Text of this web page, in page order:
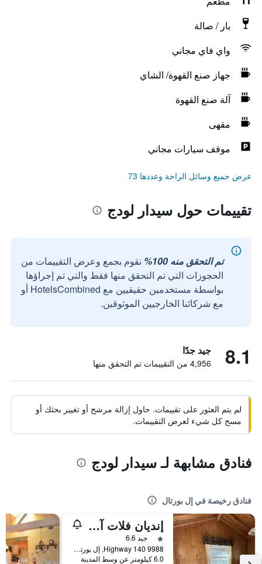
بار / صالة
واي فاي مجاني
جهاز صنع القهوة/ الشاي
آلة صنع القهوة
مقهى
موقف سيارات مجاني
عرض جميع وسائل الراحة وعددها 73
تقييمات حول سيدار لودج
تم التحقق منه 100%
نقوم بجمع وعرض التقييمات من
الحجوزات التي تم التحقق منها فقط والتي تم إجراؤها
بواسطة مستخدمين حقيقيين مع HotelsCombined أو
مع شركائنا الخارجيين الموثوقين.
8.1 جيد جدًا
4,956 من التقييمات تم التحقق منها
لم يتم العثور على تقييمات. حاول إزالة مرشح أو تغيير بحثك أو
مسح كل شيء لعرض التقييمات.
فنادق مشابهة لـ سيدار لودج
فنادق رخيصة في إل بورتال
إنديان فلات آر في بارك - تينت كابينز آند كوتدجيز
نجمة واحدة
جيد 6.6
9988 Highway 140, إل بورتال, CA, الولايات المتحدة الأميريكية
6.0 كيلومتر عن وسط المدينة